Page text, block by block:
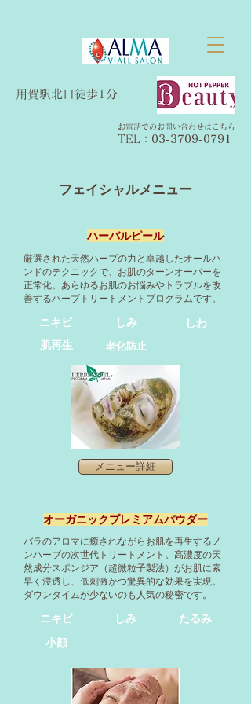
​用賀駅北口徒歩1分
お電話でのお問い合わせはこちら
TEL：​ 03-3709-0791
フェイシャルメニュー
ハーバルピール
厳選された天然ハーブの力と 卓越したオールハ
ンドのテクニックで、お肌のターンオーバーを
正常化。あらゆるお肌のお悩みやトラブルを改
善するハーブトリートメントプログラムです。
ニキビ
肌再生
しみ
老化防止
しわ
メニュー詳細
オーガニックプレミアムパウダー
バラのアロマに癒されながらお肌を再生するノ
ンハーブの次世代トリートメント。高濃度の天
然成分スポンジア（超微粒子製法）がお肌に素
早く浸透し、低刺激かつ驚異的な効果を実現。
ダウンタイムが少ないのも人気の秘密です。
ニキビ しみ
​たるみ
小顔